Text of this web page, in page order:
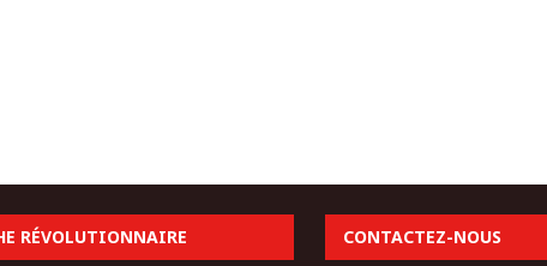
RÉVOLUTIONNAIRE CONTACTEZ-NOUS